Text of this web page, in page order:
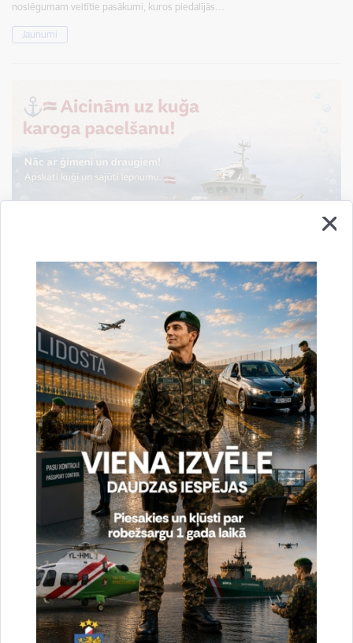
noslēgumam veltītie pasākumi, kuros piedalījās…
Jaunumi
Liepājā gaidāms īpašs notikums pie jūras – jaunā
Valsts robežsardzes patruļkuģa “BĀRTA” karoga
pacelšana
13.01.2026.
Piektdien, 16. janvārī, Liepājas iedzīvotāji un pilsētas viesi aicināti piedalīties
jaunā Valsts robežsardzes patruļkuģa “BĀRTA” karoga pacelšanas
ceremonijā, kas iezīmēs kuģa oficiālu uzsākšanu…
Jaunumi